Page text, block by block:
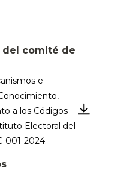
del comité de
e
a los Códigos
Electoral del
001-2024.